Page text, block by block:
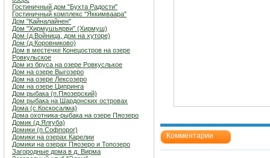
Гостиничный дом "Бухта Радости"
Гостиничный комплекс "Яккимваара"
Дом "Кайналайнен"
Дом "Хирмушъярви" (Хирмуш)
Дом (д.Войница, дом на хуторе)
Дом (д.Коровниково)
Дом в местечке Конецостров на озере
Ровкульское
Дом из бруса на озере Ровкуслькое
Дом на озере Выгозеро
Дом на озере Лексозеро
Дом на озере Ципринга
Дом рыбака (п.Пяозерский)
Дом рыбака на Шардонских островах
Дома (с.Коскосалма)
Дома охотника-рыбака на озере Пяозеро
Домик (д.Ялгуба)
Домики (п.Софпорог)
Домики на озерах Карелии
Домики на озерах Пяозеро и Топозеро
Загородные дома в д. Вирма
Комментарии